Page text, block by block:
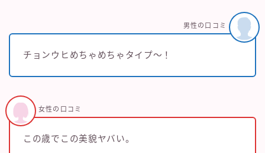
チョンウヒめちゃめちゃタイプ～！
男性の口コミ
この歳でこの美貌ヤバい。
女性の口コミ